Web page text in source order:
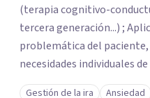
(terapia cognitivo-
tercera generación...) ;
problemática del
necesidades individuales
paciente adquiera las
Gestión de la ira Ansiedad